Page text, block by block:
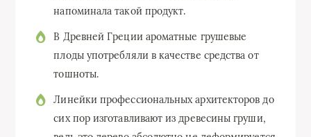
напоминала такой продукт.
В Древней Греции ароматные грушевые
плоды употребляли в качестве средства от
тошноты.
Линейки профессиональных архитекторов до
сих пор изготавливают из древесины груши,